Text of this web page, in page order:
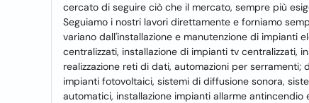
cercato di seguire ciò che il mercato, sempre più
Seguiamo i nostri lavori direttamente e forniamo
variano dall'installazione e manutenzione di impianti
centralizzati, installazione di impianti tv centralizzati,
realizzazione reti di dati, automazioni per
impianti fotovoltaici, sistemi di diffusione sonora,
automatici, installazione impianti allarme antincendio